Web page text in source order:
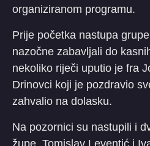
organiziranom programu.
Prije početka nastupa
nazočne zabavljali do
nekoliko riječi uputio je fra
Drinovci koji je pozdravio
zahvalio na dolasku.
Na pozornici su nastupili i